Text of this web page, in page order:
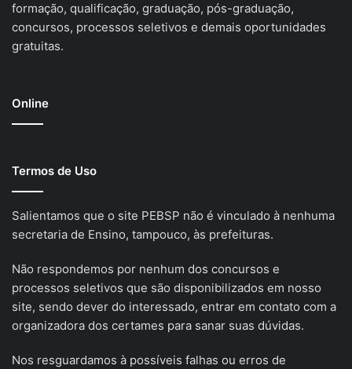
formação, qualificação, graduação, pós-graduação,
concursos, processos seletivos e demais oportunidades
gratuitas.
Online
Termos de Uso
Salientamos que o site PEBSP não é vinculado à nenhuma
secretaria de Ensino, tampouco, às prefeituras.
Não respondemos por nenhum dos concursos e
processos seletivos que são disponibilizados em nosso
site, sendo dever do interessado, entrar em contato com a
organizadora dos certames para sanar suas dúvidas.
Nos resguardamos à possíveis falhas ou erros de